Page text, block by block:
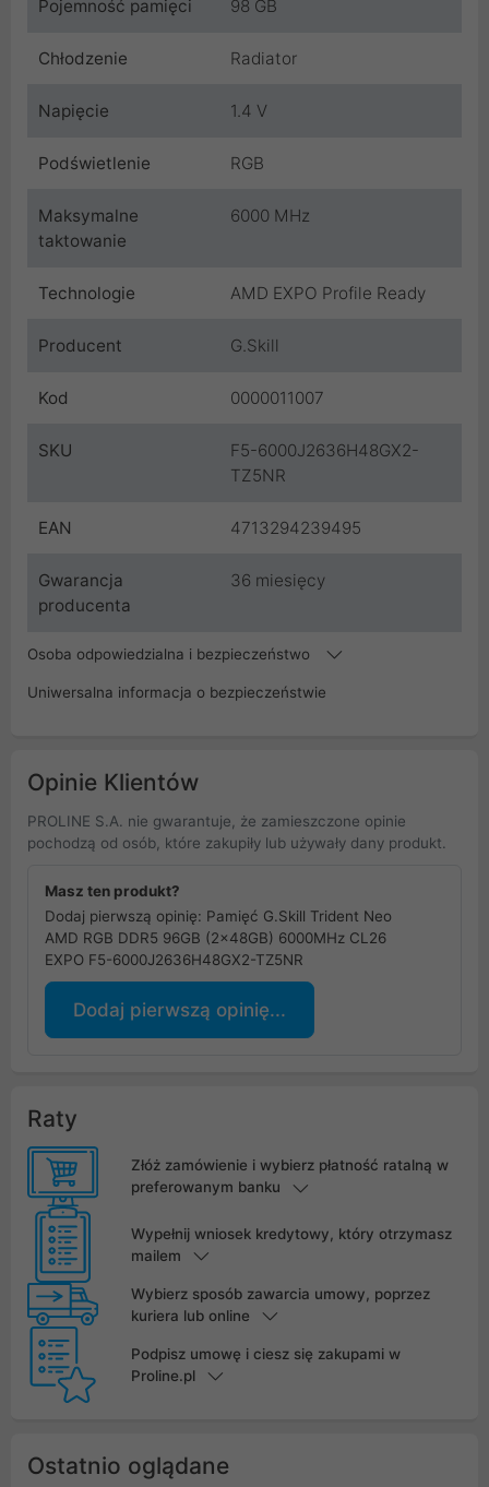
Pojemność pamięci 98 GB
Chłodzenie Radiator
Napięcie 1.4 V
Podświetlenie RGB
Maksymalne
taktowanie
6000 MHz
Technologie AMD EXPO Profile Ready
Producent G.Skill
Kod 0000011007
SKU
F5-6000J2636H48GX2-
TZ5NR
EAN 4713294239495
Gwarancja
producenta
36 miesięcy
Osoba odpowiedzialna i bezpieczeństwo
Uniwersalna informacja o bezpieczeństwie
Opinie Klientów
PROLINE S.A. nie gwarantuje, że zamieszczone opinie
pochodzą od osób, które zakupiły lub używały dany produkt.
Masz ten produkt?
Dodaj pierwszą opinię: Pamięć G.Skill Trident Neo
AMD RGB DDR5 96GB (2x48GB) 6000MHz CL26
EXPO F5-6000J2636H48GX2-TZ5NR
Dodaj pierwszą opinię...
Raty
Złóż zamówienie i wybierz płatność ratalną w
preferowanym banku
Wypełnij wniosek kredytowy, który otrzymasz
mailem
Wybierz sposób zawarcia umowy, poprzez
kuriera lub online
Podpisz umowę i ciesz się zakupami w
Proline.pl
Ostatnio oglądane